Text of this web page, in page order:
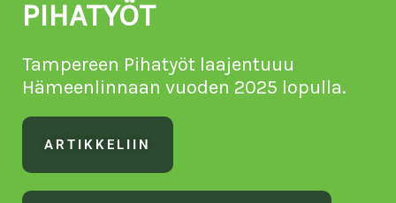
PIHATYÖT
Tampereen Pihatyöt laajentuuu
Hämeenlinnaan vuoden 2025 lopulla.
ARTIKKELIIN